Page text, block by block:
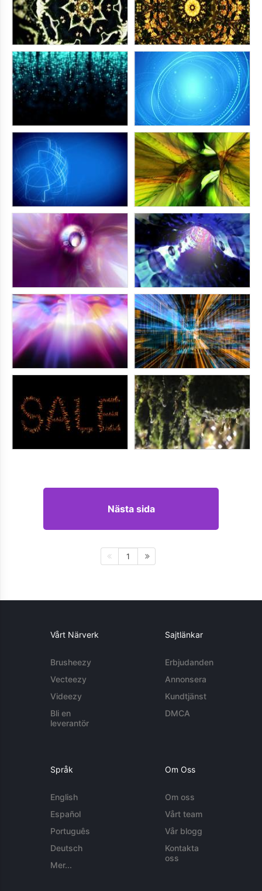
Nästa sida
1
Vårt Närverk
Brusheezy
Vecteezy
Videezy
Bli en
leverantör
Sajtlänkar
Erbjudanden
Annonsera
Kundtjänst
DMCA
Språk
English
Español
Português
Deutsch
Mer...
Om Oss
Om oss
Vårt team
Vår blogg
Kontakta
oss